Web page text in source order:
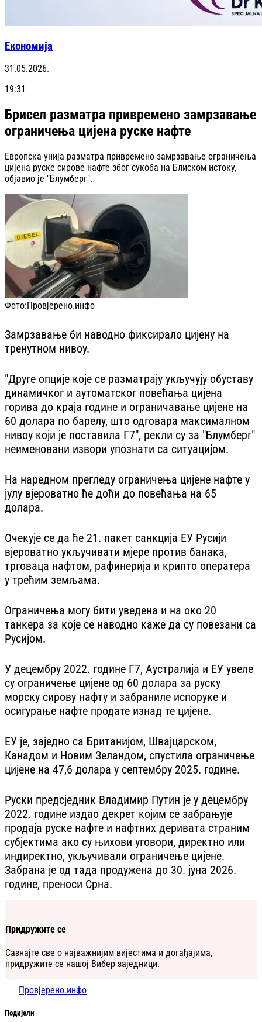
Економија
31.05.2026.
19:31
Брисел разматра привремено замрзавање
ограничења цијена руске нафте
Европска унија разматра привремено замрзавање ограничења
цијена руске сирове нафте због сукоба на Блиском истоку,
објавио је "Блумберг".
Фото:Провјерено.инфо
Замрзавање би наводно фиксирало цијену на
тренутном нивоу.
"Друге опције које се разматрају укључују обуставу
динамичког и аутоматског повећања цијена
горива до краја године и ограничавање цијене на
60 долара по барелу, што одговара максималном
нивоу који је поставила Г7", рекли су за "Блумберг"
неименовани извори упознати са ситуацијом.
На наредном прегледу ограничења цијене нафте у
јулу вјероватно ће доћи до повећања на 65
долара.
Очекује се да ће 21. пакет санкција ЕУ Русији
вјероватно укључивати мјере против банака,
трговаца нафтом, рафинерија и крипто оператера
у трећим земљама.
Ограничења могу бити уведена и на око 20
танкера за које се наводно каже да су повезани са
Русијом.
У децембру 2022. године Г7, Аустралија и ЕУ увеле
су ограничење цијене од 60 долара за руску
морску сирову нафту и забраниле испоруке и
осигурање нафте продате изнад те цијене.
ЕУ је, заједно са Британијом, Швајцарском,
Канадом и Новим Зеландом, спустила ограничење
цијене на 47,6 долара у септембру 2025. године.
Руски предсједник Владимир Путин је у децембру
2022. године издао декрет којим се забрањује
продаја руске нафте и нафтних деривата страним
субјектима ако су њихови уговори, директно или
индиректно, укључивали ограничење цијене.
Забрана је од тада продужена до 30. јуна 2026.
године, преноси Срна.
Придружите се
Сазнајте све о најважнијим вијестима и догађајима,
придружите се нашој Вибер заједници.
Провјерено.инфо
Подијели